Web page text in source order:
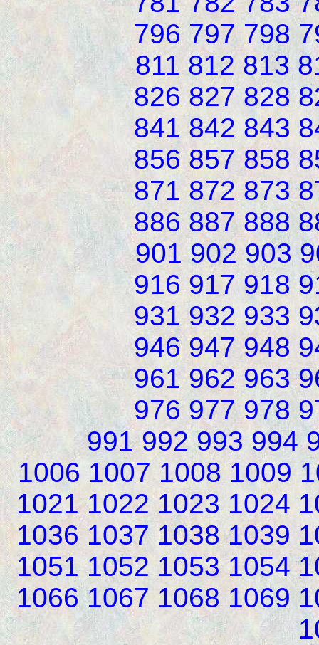
796 797 798
811 812 813
826 827 828
841 842 843
856 857 858
871 872 873
886 887 888
901 902 903
916 917 918
931 932 933
946 947 948
961 962 963
976 977 978
991 992 993 994
1006 1007 1008 1009
1021 1022 1023 1024
1036 1037 1038 1039
1051 1052 1053 1054
1066 1067 1068 1069